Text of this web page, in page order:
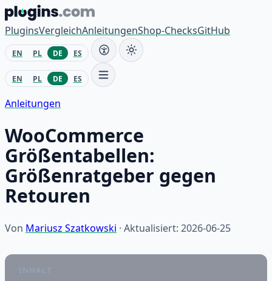
Zum Inhalt springen
PluginsVergleichAnleitungenShop-ChecksGitHub
EN PL DE ES
EN PL DE ES
Anleitungen
WooCommerce
Größentabellen:
Größenratgeber gegen
Retouren
Von Mariusz Szatkowski · Aktualisiert: 2026-06-25
INHALT